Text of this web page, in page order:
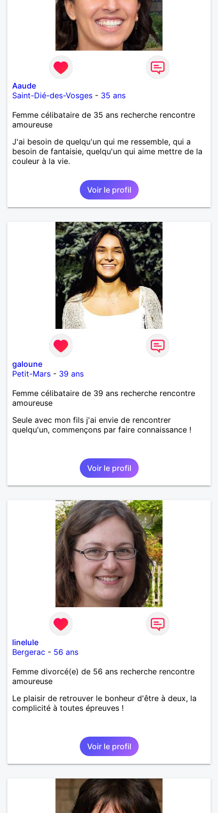
Aaude
Saint-Dié-des-Vosges - 35 ans
Femme célibataire de 35 ans recherche rencontre
amoureuse
J'ai besoin de quelqu'un qui me ressemble, qui a
besoin de fantaisie, quelqu'un qui aime mettre de la
couleur à la vie.
Voir le profil
galoune
Petit-Mars - 39 ans
Femme célibataire de 39 ans recherche rencontre
amoureuse
Seule avec mon fils j'ai envie de rencontrer
quelqu'un, commençons par faire connaissance !
Voir le profil
linelule
Bergerac - 56 ans
Femme divorcé(e) de 56 ans recherche rencontre
amoureuse
Le plaisir de retrouver le bonheur d'être à deux, la
complicité à toutes épreuves !
Voir le profil